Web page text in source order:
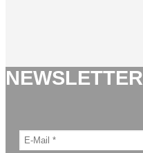
NEWSLETTER